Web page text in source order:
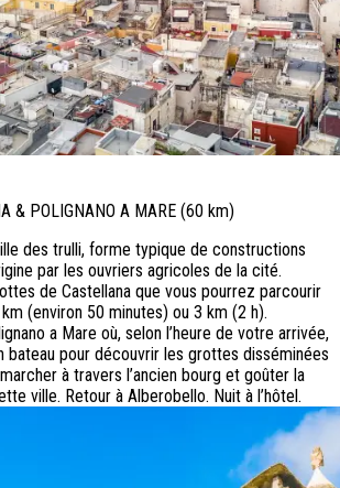
& POLIGNANO A MARE (60 km)
des trulli, forme typique de constructions
par les ouvriers agricoles de la cité.
de Castellana que vous pourrez parcourir
(environ 50 minutes) ou 3 km (2 h).
a Mare où, selon l’heure de votre arrivée,
bateau pour découvrir les grottes disséminées
à travers l’ancien bourg et goûter la
ville. Retour à Alberobello. Nuit à l’hôtel.